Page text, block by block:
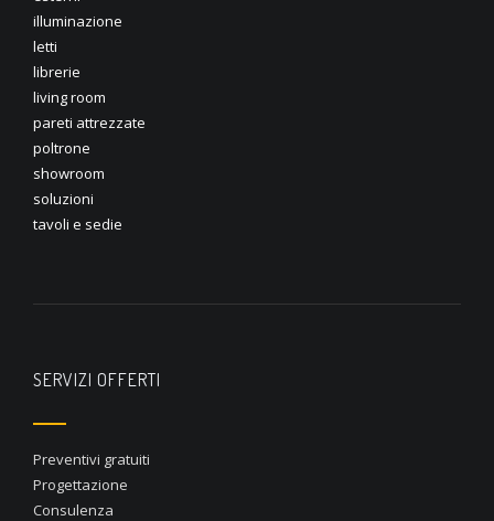
illuminazione
letti
librerie
living room
pareti attrezzate
poltrone
showroom
soluzioni
tavoli e sedie
SERVIZI OFFERTI
Preventivi gratuiti
Progettazione
Consulenza